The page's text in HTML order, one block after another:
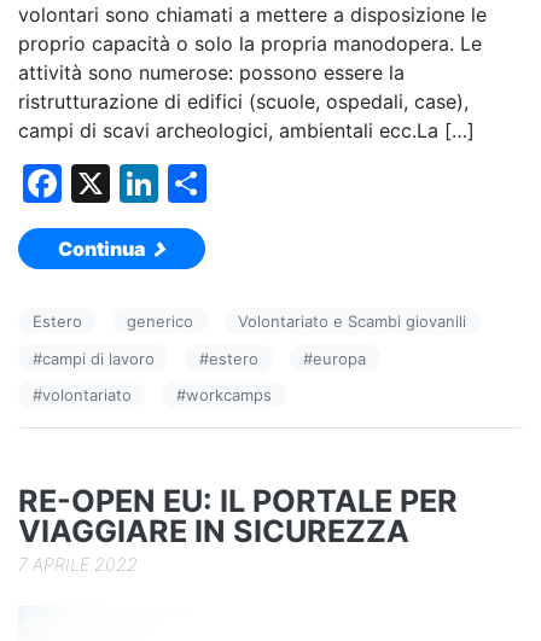
volontari sono chiamati a mettere a disposizione le
proprio capacità o solo la propria manodopera. Le
attività sono numerose: possono essere la
ristrutturazione di edifici (scuole, ospedali, case),
campi di scavi archeologici, ambientali ecc.La […]
F
a
c
b
o
o
X
Li
n
k
dI
n di
Continua
Estero generico
Volontariato e Scambi giovanili
#campi di lavoro #estero #europa
#volontariato #workcamps
RE-OPEN EU: IL PORTALE PER
VIAGGIARE IN SICUREZZA
7 APRILE 2022